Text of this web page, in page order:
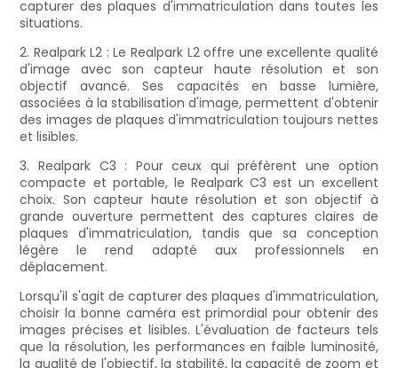
capturer des plaques d'immatriculation dans toutes les
situations.
2. Realpark L2 : Le Realpark L2 offre une excellente qualité
d'image avec son capteur haute résolution et son
objectif avancé. Ses capacités en basse lumière,
associées à la stabilisation d'image, permettent d'obtenir
des images de plaques d'immatriculation toujours nettes
et lisibles.
3. Realpark C3 : Pour ceux qui préfèrent une option
compacte et portable, le Realpark C3 est un excellent
choix. Son capteur haute résolution et son objectif à
grande ouverture permettent des captures claires de
plaques d'immatriculation, tandis que sa conception
légère le rend adapté aux professionnels en
déplacement.
Lorsqu'il s'agit de capturer des plaques d'immatriculation,
choisir la bonne caméra est primordial pour obtenir des
images précises et lisibles. L'évaluation de facteurs tels
que la résolution, les performances en faible luminosité,
la qualité de l'objectif, la stabilité, la capacité de zoom et